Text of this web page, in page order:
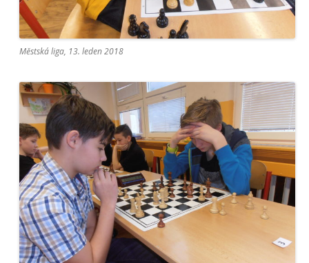
Městská liga, 13. leden 2018